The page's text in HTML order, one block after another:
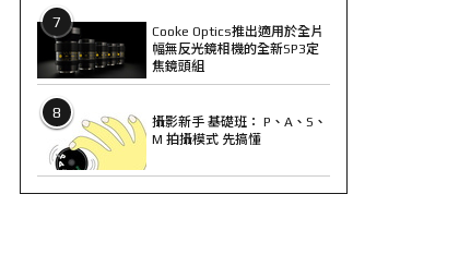
7
Cooke Optics推出適用於全片
幅無反光鏡相機的全新SP3定
焦鏡頭組
8
攝影新手 基礎班： P、A、S、
M 拍攝模式 先搞懂